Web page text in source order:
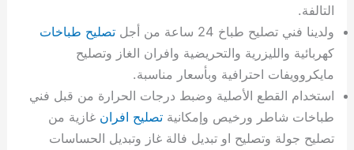
التالفة.
ولدينا فني تصليح طباخ 24 ساعة من أجل
تصليح طباخات
كهربائية والليزرية والتحريضية وافران الغاز وتصليح
مايكروويفات احترافية وبأسعار مناسبة.
استخدام القطع الأصلية وضبط درجات الحرارة من قبل فني
طباخات شاطر ورخيص وإمكانيةتصليح افران غازية من
تصليح جولة وتصليح او تبديل فالة غاز وتبديل الحساسات